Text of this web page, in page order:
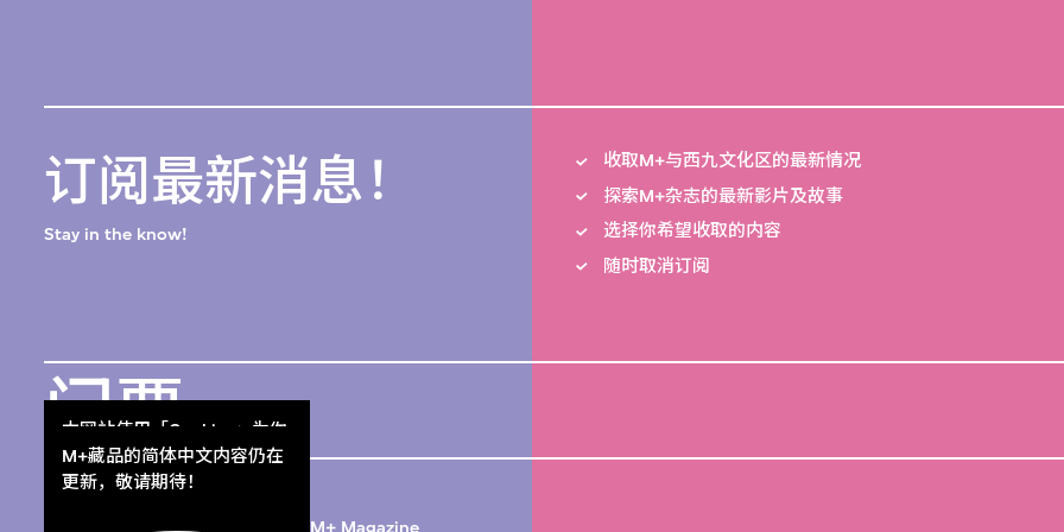
本网站使用「Cookies」为你
提供最好的网站体验。
了解更多
M+藏品的简体中文内容仍在
更新，敬请期待！
订阅最新消息！
Stay in the know!
收取M+与西九文化区的最新情况
探索M+杂志的最新影片及故事
选择你希望收取的内容
随时取消订阅
门票 Get Tickets
M+杂志 M+ Magazine